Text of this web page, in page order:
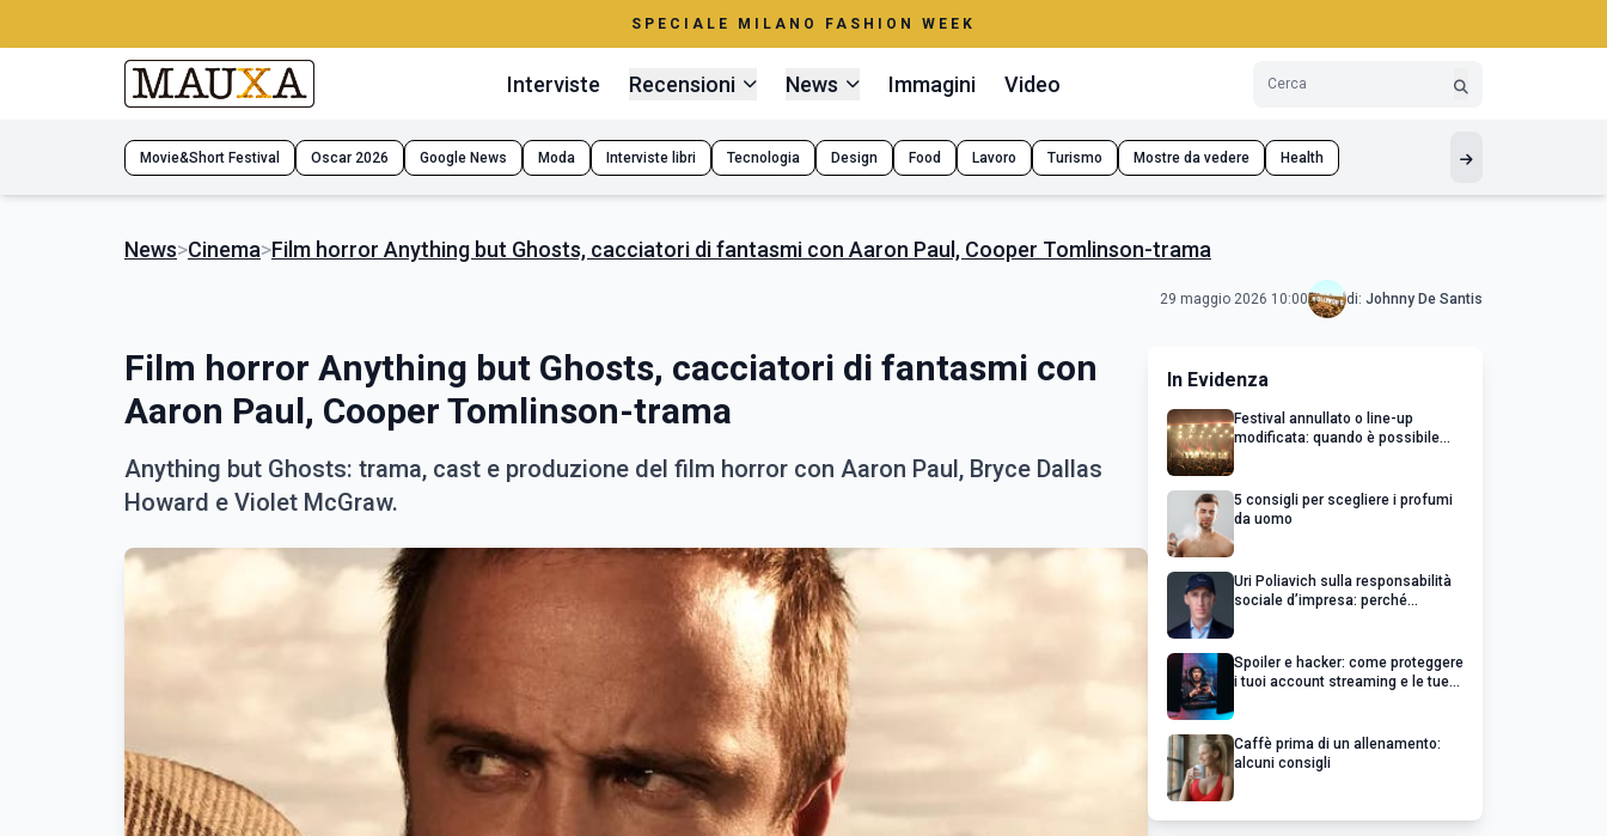
SPECIALE MILANO FASHION WEEK
Interviste Recensioni News Immagini Video
Movie&Short Festival Oscar 2026 Google News Moda Interviste libri Tecnologia Design Food Lavoro Turismo Mostre da vedere Health
News>Cinema>Film horror Anything but Ghosts, cacciatori di fantasmi con Aaron Paul, Cooper Tomlinson-trama
29 maggio 2026 10:00 di: Johnny De Santis
Film horror Anything but Ghosts, cacciatori di fantasmi con
Aaron Paul, Cooper Tomlinson-trama
Anything but Ghosts: trama, cast e produzione del film horror con Aaron Paul, Bryce Dallas
Howard e Violet McGraw.
In Evidenza
Festival annullato o line-up
modificata: quando è possibile
5 consigli per scegliere i profumi
da uomo
Uri Poliavich sulla responsabilità
sociale d’impresa: perché
Spoiler e hacker: come proteggere
i tuoi account streaming e le tue
Caffè prima di un allenamento:
alcuni consigli